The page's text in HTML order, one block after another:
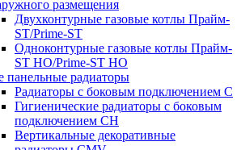
размещения
Двухконтурные газовые котлы Прайм-
ST/Prime-ST
Одноконтурные газовые котлы Прайм-
ST HO/Prime-ST HO
панельные радиаторы
Радиаторы c боковым подключением C
Гигиенические радиаторы c боковым
подключением CH
Вертикальные декоративные